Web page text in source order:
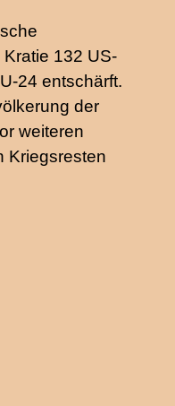
132 US-
24 entschärft.
der
weiteren
Kriegsresten